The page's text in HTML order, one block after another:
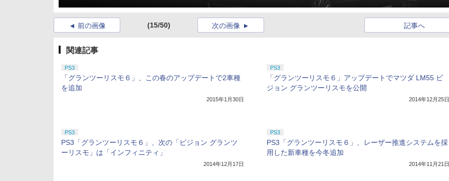
前の画像 (15/50) 記事へ
次の画像
関連記事
PS3
「グランツーリスモ６」、この春のアップデートで2車種
を追加
2015年1月30日
PS3
「グランツーリスモ６」アップデートでマツダ LM55 ビ
ジョン グランツーリスモを公開
2014年12月25日
PS3
PS3「グランツーリスモ６」、次の「ビジョン グランツ
ーリスモ」は「インフィニティ」
2014年12月17日
PS3
PS3「グランツーリスモ６」、レーザー推進システムを採
用した新車種を今冬追加
2014年11月21日